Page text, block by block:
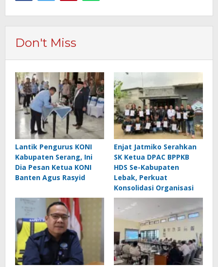
Don't Miss
Lantik Pengurus KONI
Kabupaten Serang, Ini
Dia Pesan Ketua KONI
Banten Agus Rasyid
Enjat Jatmiko Serahkan
SK Ketua DPAC BPPKB
HDS Se-Kabupaten
Lebak, Perkuat
Konsolidasi Organisasi